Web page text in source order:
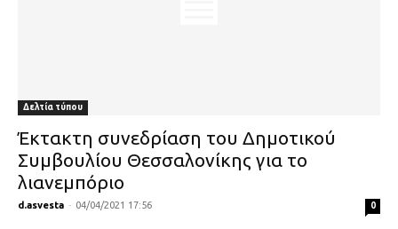
Δελτία τύπου
Έκτακτη συνεδρίαση του Δημοτικού
Συμβουλίου Θεσσαλονίκης για το
λιανεμπόριο
d.asvesta - 04/04/2021 17:56 0